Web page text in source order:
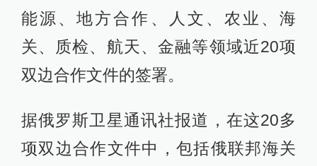
能源、地方合作、人文、农业、海
关、质检、航天、金融等领域近20项
双边合作文件的签署。
据俄罗斯卫星通讯社报道，在这20多
项双边合作文件中，包括俄联邦海关